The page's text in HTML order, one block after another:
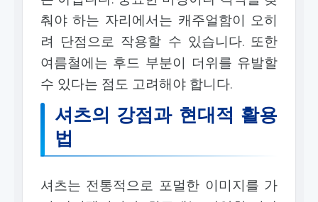
춰야 하는 자리에서는 캐주얼함이 오히
려 단점으로 작용할 수 있습니다. 또한
여름철에는 후드 부분이 더위를 유발할
수 있다는 점도 고려해야 합니다.
셔츠의 강점과 현대적 활용
법
셔츠는 전통적으로 포멀한 이미지를 가